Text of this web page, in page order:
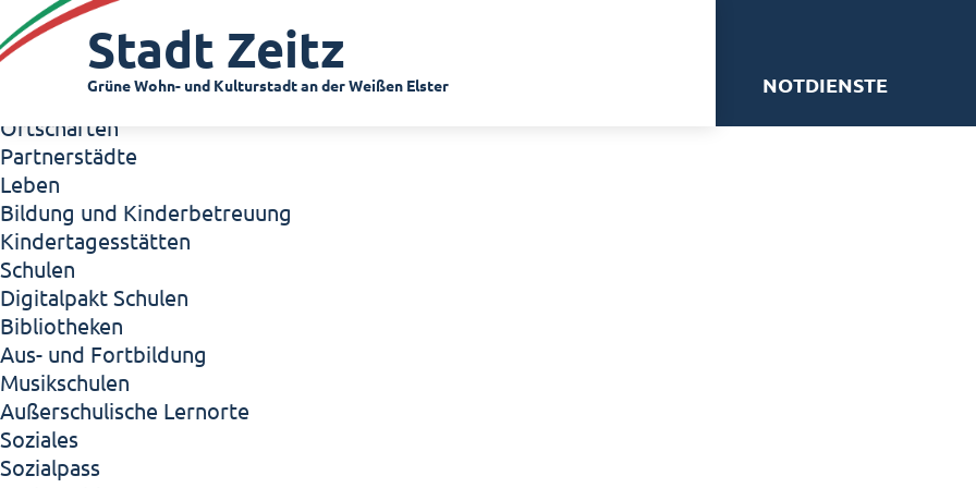
Zeitz - Die Kleinstadt
Willkommen in Zeitz!
Interview mit Oberbürgermeister Christian Thieme
Zeitz - Stadt der Zukunft
Ortschaften
Partnerstädte
Leben
Bildung und Kinderbetreuung
Kindertagesstätten
Schulen
Digitalpakt Schulen
Bibliotheken
Aus- und Fortbildung
Musikschulen
Außerschulische Lernorte
Soziales
Sozialpass
Stadt Zeitz
Grüne Wohn- und Kulturstadt an der Weißen Elster NOTDIENSTE